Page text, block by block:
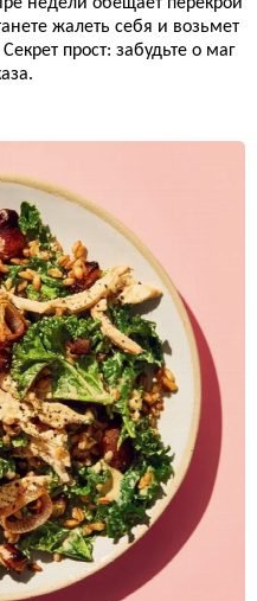
недели обещает перекрои
жалеть себя и возьмет
прост: забудьте о маг